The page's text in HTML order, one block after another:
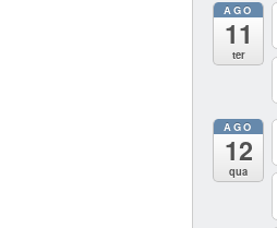
AGO
11
ter
AGO
12
qua